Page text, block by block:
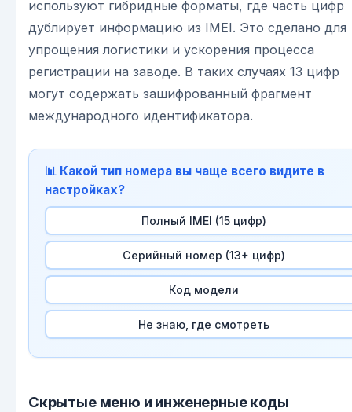
используют гибридные форматы, где часть цифр
дублирует информацию из IMEI. Это сделано для
упрощения логистики и ускорения процесса
регистрации на заводе. В таких случаях 13 цифр
могут содержать зашифрованный фрагмент
международного идентификатора.
📊 Какой тип номера вы чаще всего видите в
настройках?
Полный IMEI (15 цифр)
Серийный номер (13+ цифр)
Код модели
Не знаю, где смотреть
Скрытые меню и инженерные коды